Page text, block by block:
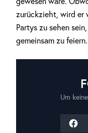
zurückzieht, wird er
Partys zu sehen
gemeinsam zu feiern.
Um